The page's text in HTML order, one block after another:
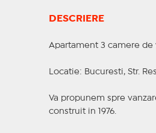
DESCRIERE
Apartament 3 camere de
Locatie: Bucuresti, Str.
Va propunem spre
construit in 1976.